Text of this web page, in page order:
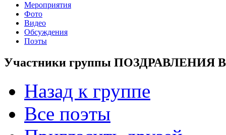
Мероприятия
Фото
Видео
Обсуждения
Поэты
Участники группы ПОЗДРАВЛЕНИЯ
Назад к группе
Все поэты